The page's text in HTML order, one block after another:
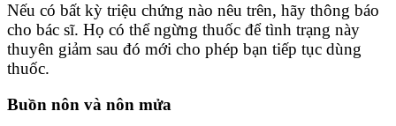
Nếu có bất kỳ triệu chứng nào nêu trên, hãy thông báo
cho bác sĩ. Họ có thể ngừng thuốc để tình trạng này
thuyên giảm sau đó mới cho phép bạn tiếp tục dùng
thuốc.
Buồn nôn và nôn mửa